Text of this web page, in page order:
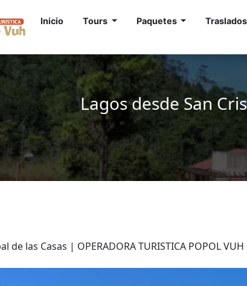
Inicio Tours Paquetes Traslados
Lagos desde San
de las Casas | OPERADORA TURISTICA POPOL VUH